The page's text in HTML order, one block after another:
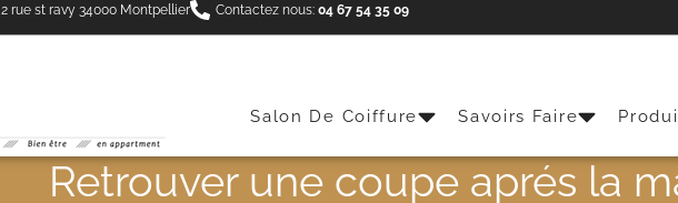
2 rue st ravy 34000 Montpellier Contactez nous:04 67 54 35 09
Salon De Coiffure Savoirs Faire
Retrouver une coupe aprés la